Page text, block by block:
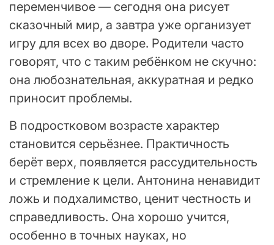
переменчивое — сегодня она рисует
сказочный мир, а завтра уже организует
игру для всех во дворе. Родители часто
говорят, что с таким ребёнком не скучно:
она любознательная, аккуратная и редко
приносит проблемы.
В подростковом возрасте характер
становится серьёзнее. Практичность
берёт верх, появляется рассудительность
и стремление к цели. Антонина ненавидит
ложь и подхалимство, ценит честность и
справедливость. Она хорошо учится,
особенно в точных науках, но